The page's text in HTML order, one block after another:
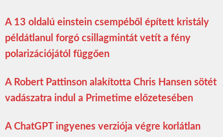
A 13 oldalú einstein csempéből épített kristály
példátlanul forgó csillagmintát vetít a fény
polarizációjától függően
A Robert Pattinson alakította Chris Hansen sötét
vadászatra indul a Primetime előzetesében
A ChatGPT ingyenes verziója végre korlátlan